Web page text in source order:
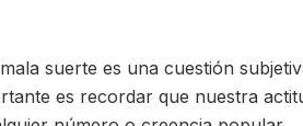
suerte es una cuestión
es recordar que nuestra